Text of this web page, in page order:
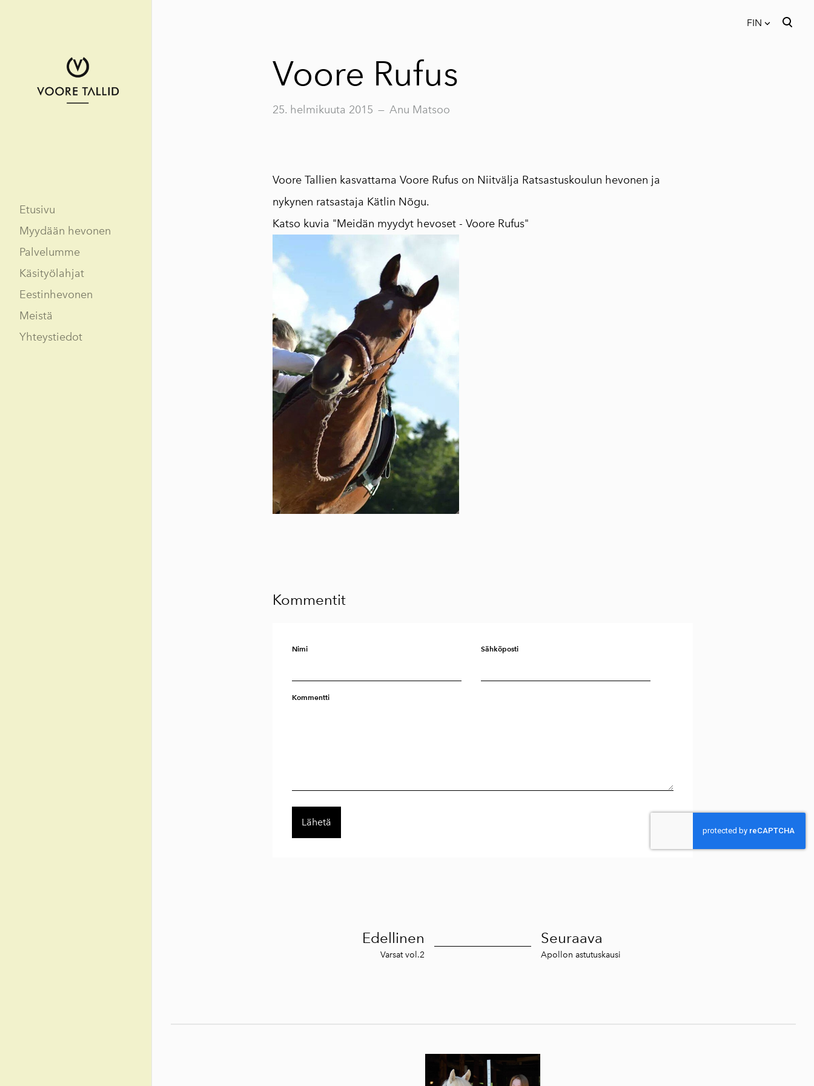
FIN
Etusivu
Myydään hevonen
Palvelumme
Käsityölahjat
Eestinhevonen
Meistä
Yhteystiedot
Voore Rufus
25. helmikuuta 2015 — Anu Matsoo
Voore Tallien kasvattama Voore Rufus on Niitvälja Ratsastuskoulun hevonen ja
nykynen ratsastaja Kätlin Nõgu.
Katso kuvia "Meidän myydyt hevoset - Voore Rufus"
Kommentit
Nimi Sähköposti
Kommentti
Edellinen
Varsat vol.2
Seuraava
Apollon astutuskausi